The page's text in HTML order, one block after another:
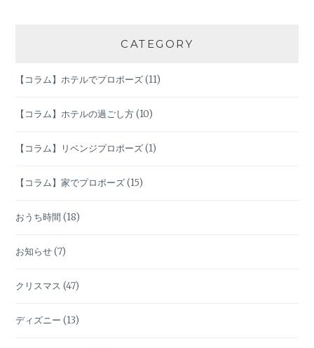
月
ー
シ
ョ
ン
CATEGORY
【コラム】ホテルでプロポーズ(11)
【コラム】ホテルの過ごし方(10)
【コラム】リベンジプロポーズ(1)
【コラム】家でプロポーズ(15)
おうち時間 (18)
お知らせ(7)
クリスマス (47)
ディズニー (13)